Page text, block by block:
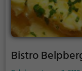
Bistro